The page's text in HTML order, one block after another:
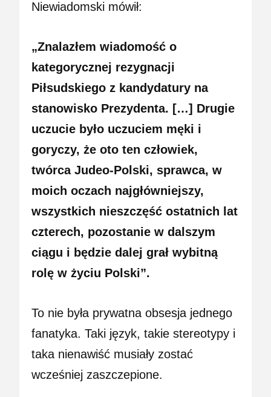
Niewiadomski mówił:
„Znalazłem wiadomość o
kategorycznej rezygnacji
Piłsudskiego z kandydatury na
stanowisko Prezydenta. […] Drugie
uczucie było uczuciem męki i
goryczy, że oto ten człowiek,
twórca Judeo-Polski, sprawca, w
moich oczach najgłówniejszy,
wszystkich nieszczęść ostatnich lat
czterech, pozostanie w dalszym
ciągu i będzie dalej grał wybitną
rolę w życiu Polski”.
To nie była prywatna obsesja jednego
fanatyka. Taki język, takie stereotypy i
taka nienawiść musiały zostać
wcześniej zaszczepione.